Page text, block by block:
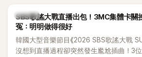
K-POP
SBS歌謠大戰直播出包！3MC集體卡關
冤：明明做得很好
韓國大型音樂節目《2026 SBS歌謠大戰
沒想到直播過程卻突然發生尷尬插曲！3